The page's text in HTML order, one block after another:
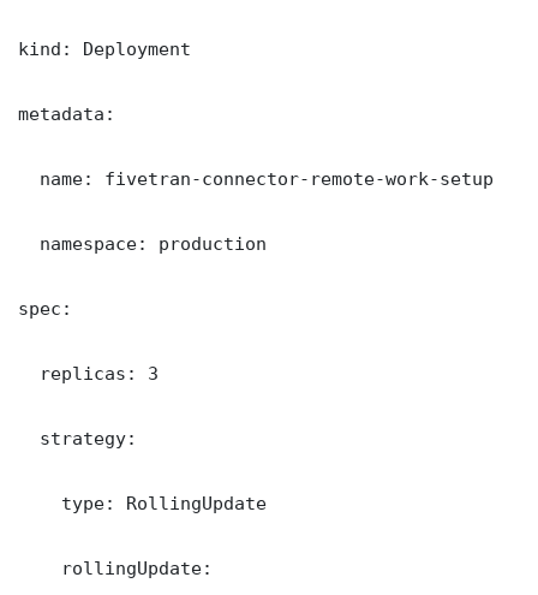
kind: Deployment
metadata:
  name: fivetran-connector-remote-work-setup
  namespace: production
spec:
  replicas: 3
  strategy:
    type: RollingUpdate
    rollingUpdate: